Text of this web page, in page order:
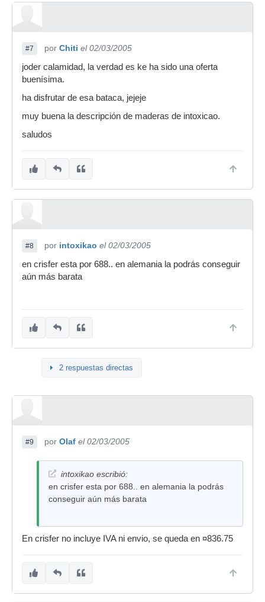
#7 por Chiti el 02/03/2005
joder calamidad, la verdad es ke ha sido una oferta
buenísima.
ha disfrutar de esa bataca, jejeje
muy buena la descripción de maderas de intoxicao.
saludos
#8 por intoxikao el 02/03/2005
en crisfer esta por 688.. en alemania la podrás conseguir
aún más barata
2 respuestas directas
#9 por Olaf el 02/03/2005
intoxikao escribió:
en crisfer esta por 688.. en alemania la podrás
conseguir aún más barata
En crisfer no incluye IVA ni envio, se queda en ¤836.75